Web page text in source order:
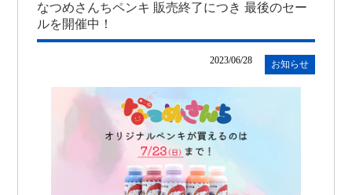
なつめさんちペンキ 販売終了につき 最後のセー
ルを開催中！
2023/06/28 お知らせ